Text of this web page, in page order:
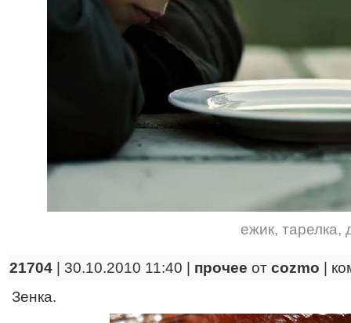
ежик, тарелка,
21704 | 30.10.2010 11:40 | прочее от cozmo
Зенка.